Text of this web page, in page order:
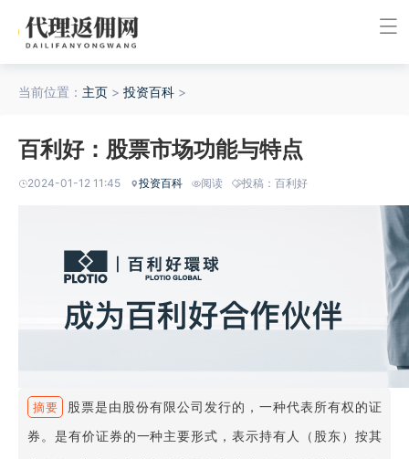
当前位置： 主页 > 投资百科 >
百利好：股票市场功能与特点
2024-01-12 11:45 投资百科 阅读 投稿：百利好
摘要
股票是由股份有限公司发行的，一种代表所有权的证
券。是有价证券的一种主要形式，表示持有人（股东）按其